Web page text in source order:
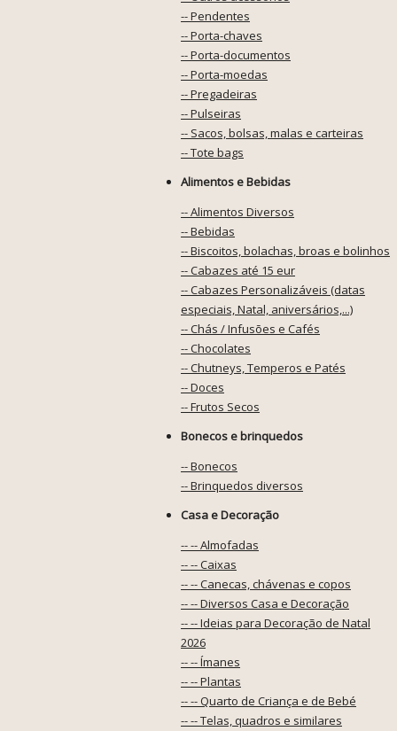
-- Pendentes
-- Porta-chaves
-- Porta-documentos
-- Porta-moedas
-- Pregadeiras
-- Pulseiras
-- Sacos, bolsas, malas e carteiras
-- Tote bags
Alimentos e Bebidas
-- Alimentos Diversos
-- Bebidas
-- Biscoitos, bolachas, broas e bolinhos
-- Cabazes até 15 eur
-- Cabazes Personalizáveis (datas
especiais, Natal, aniversários,...)
-- Chás / Infusões e Cafés
-- Chocolates
-- Chutneys, Temperos e Patés
-- Doces
-- Frutos Secos
Bonecos e brinquedos
-- Bonecos
-- Brinquedos diversos
Casa e Decoração
-- -- Almofadas
-- -- Caixas
-- -- Canecas, chávenas e copos
-- -- Diversos Casa e Decoração
-- -- Ideias para Decoração de Natal
2026
-- -- Ímanes
-- -- Plantas
-- -- Quarto de Criança e de Bebé
-- -- Telas, quadros e similares